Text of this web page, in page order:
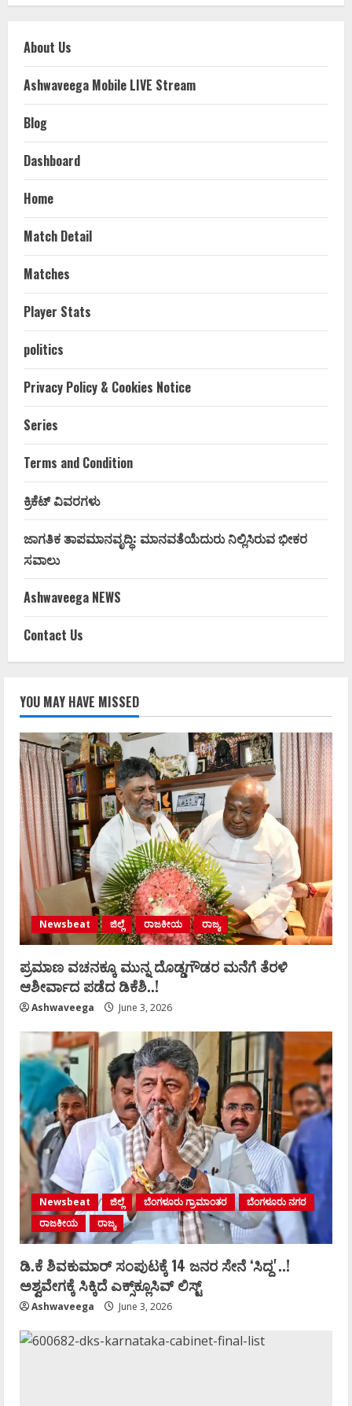
About Us
Ashwaveega Mobile LIVE Stream
Blog
Dashboard
Home
Match Detail
Matches
Player Stats
politics
Privacy Policy & Cookies Notice
Series
Terms and Condition
ಕ್ರಿಕೆಟ್ ವಿವರಗಳು
ಜಾಗತಿಕ ತಾಪಮಾನವೃದ್ಧಿ: ಮಾನವತೆಯೆದುರು ನಿಲ್ಲಿಸಿರುವ ಭೀಕರ
ಸವಾಲು
Ashwaveega NEWS
Contact Us
YOU MAY HAVE MISSED
Newsbeat ಜಿಲ್ಲೆ ರಾಜಕೀಯ ರಾಜ್ಯ
ಪ್ರಮಾಣ ವಚನಕ್ಕೂ ಮುನ್ನ ದೊಡ್ಡಗೌಡರ ಮನೆಗೆ ತೆರಳಿ
ಆಶೀರ್ವಾದ ಪಡೆದ ಡಿಕೆಶಿ..!
Ashwaveega June 3, 2026
Newsbeat ಜಿಲ್ಲೆ ಬೆಂಗಳೂರು ಗ್ರಾಮಾಂತರ
ಬೆಂಗಳೂರು ನಗರ
ರಾಜಕೀಯ
ರಾಜ್ಯ
ಡಿ.ಕೆ ಶಿವಕುಮಾರ್‌ ಸಂಪುಟಕ್ಕೆ 14 ಜನರ ಸೇನೆ ʻಸಿದ್ದʼ..!
ಅಶ್ವವೇಗಕ್ಕೆ ಸಿಕ್ಕಿದೆ ಎಕ್ಸ್‌ಕ್ಲೂಸಿವ್‌ ಲಿಸ್ಟ್‌
Ashwaveega June 3, 2026